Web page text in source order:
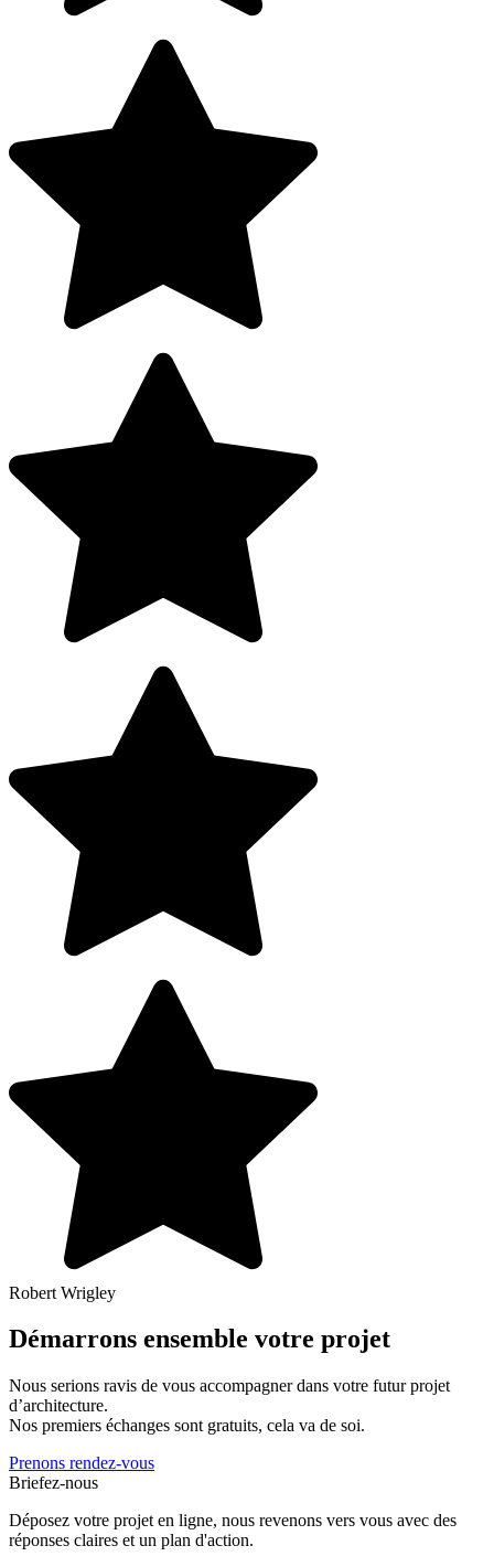
Robert Wrigley
Démarrons ensemble votre projet
Nous serions ravis de vous accompagner dans votre futur projet
d’architecture.
Nos premiers échanges sont gratuits, cela va de soi.
Prenons rendez-vous
Briefez-nous
Déposez votre projet en ligne, nous revenons vers vous avec des
réponses claires et un plan d'action.